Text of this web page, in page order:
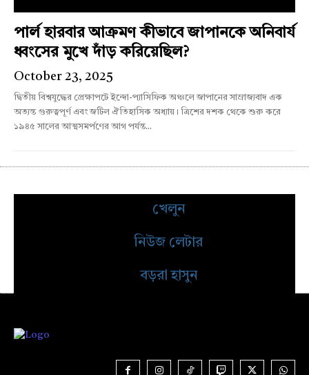
পার্ল হারবার আক্রমণ কীভাবে জাপানকে অনিবার্য
ধ্বংসের মুখে দাঁড় করিয়েছিল?
October 23, 2025
দ্বিতীয় বিশ্বযুদ্ধের প্রেক্ষাপটে ইন্দো-প্যাসিফিক অঞ্চলে জাপানের সাম্রাজ্যবাদ এক
অত্যন্ত গুরুত্বপূর্ণ এবং জটিল ঐতিহাসিক অধ্যায়। ত্রিশের দশক থেকে শুরু করে
১৯৪৫ সালের আত্মসমর্পণের আগ পর্যন্ত...
খেলুন
নিউজ লেটার
বড়রা হাসুন